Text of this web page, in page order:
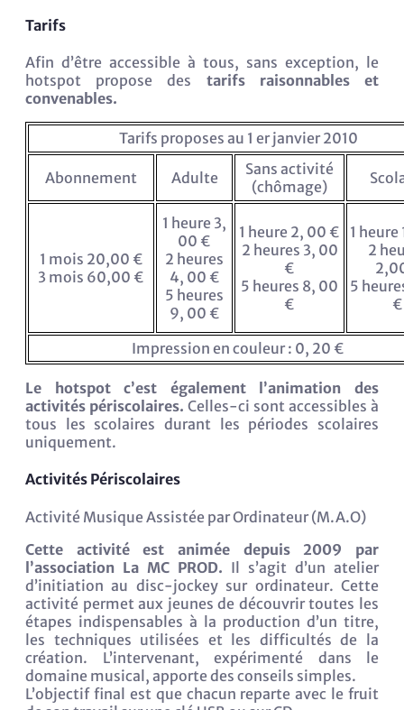
Tarifs
Afin d’être accessible à tous, sans exception, le
hotspot propose des tarifs raisonnables et
convenables.
Tarifs proposes au 1 er janvier 2010
Abonnement Adulte
Sans activité
(chômage)
1 mois 20,00 €
3 mois 60,00 €
1 heure 3,
00 €
2 heures
4, 00 €
5 heures
9, 00 €
1 heure 2, 00 €
2 heures 3, 00
€
5 heures 8, 00
€
1 heure
2
5
€
Impression en couleur : 0, 20 €
Le hotspot c’est également l’animation des
activités périscolaires. Celles-ci sont accessibles à
tous les scolaires durant les périodes scolaires
uniquement.
Activités Périscolaires
Activité Musique Assistée par Ordinateur (M.A.O)
Cette activité est animée depuis 2009 par
l’association La MC PROD. Il s’agit d’un atelier
d’initiation au disc-jockey sur ordinateur. Cette
activité permet aux jeunes de découvrir toutes les
étapes indispensables à la production d’un titre,
les techniques utilisées et les difficultés de la
création. L’intervenant, expérimenté dans le
domaine musical, apporte des conseils simples.
L’objectif final est que chacun reparte avec le fruit